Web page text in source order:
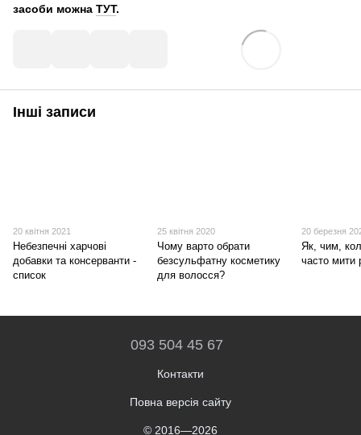
засоби можна ТУТ.
Інші записи
20 квітня 2021
Небезпечні харчові
добавки та консерванти -
список
25 квітня 2020
​Чому варто обрати
безсульфатну косметику
для волосся?
20 березня
Як, чим,
часто мити
093 504 45 67
Контакти
Повна версія сайту
© 2016—2026